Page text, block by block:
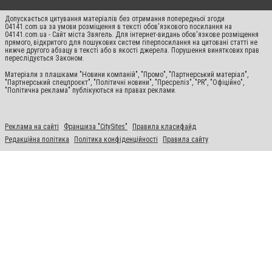
Допускається цитування матеріалів без отримання попередньої згоди
04141.com.ua за умови розміщення в тексті обов'язкового посилання на
04141.com.ua - Сайт міста Звягель. Для інтернет-видань обов'язкове розміщення
прямого, відкритого для пошукових систем гіперпосилання на цитовані статті не
нижче другого абзацу в тексті або в якості джерела. Порушення виняткових прав
переслідується Законом.
Матеріали з плашками "Новини компаній", "Промо", "Партнерський матеріал",
"Партнерський спецпроєкт", "Політичні новини", "Пресреліз", "PR", "Офіційно",
"Політична реклама" публікуються на правах реклами.
Реклама на сайті Франшиза "CitySites"
Правила класифайд
Редакційна політика
Політика конфіденційності Правила сайту